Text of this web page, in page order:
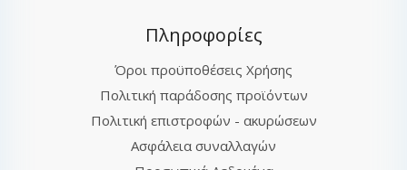
Πληροφορίες
Όροι προϋποθέσεις Χρήσης
Πολιτική παράδοσης προϊόντων
Πολιτική επιστροφών - ακυρώσεων
Ασφάλεια συναλλαγών